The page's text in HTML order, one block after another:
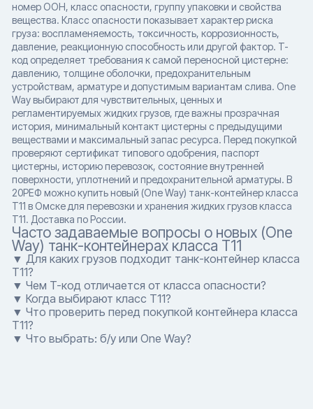
номер ООН, класс опасности, группу упаковки и свойства
вещества. Класс опасности показывает характер риска
груза: воспламеняемость, токсичность, коррозионность,
давление, реакционную способность или другой фактор. T-
код определяет требования к самой переносной цистерне:
давлению, толщине оболочки, предохранительным
устройствам, арматуре и допустимым вариантам слива. One
Way выбирают для чувствительных, ценных и
регламентируемых жидких грузов, где важны прозрачная
история, минимальный контакт цистерны с предыдущими
веществами и максимальный запас ресурса. Перед покупкой
проверяют сертификат типового одобрения, паспорт
цистерны, историю перевозок, состояние внутренней
поверхности, уплотнений и предохранительной арматуры. В
20РЕФ можно купить новый (One Way) танк-контейнер класса
T11 в Омске для перевозки и хранения жидких грузов класса
T11. Доставка по России.
Часто задаваемые вопросы о новых (One
Way) танк-контейнерах класса T11
▼ Для каких грузов подходит танк-контейнер класса
T11?
▼ Чем T-код отличается от класса опасности?
▼ Когда выбирают класс T11?
▼ Что проверить перед покупкой контейнера класса
T11?
▼ Что выбрать: б/у или One Way?